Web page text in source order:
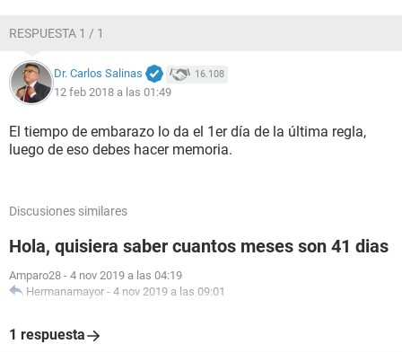
RESPUESTA 1 / 1
Dr. Carlos Salinas 16.108
12 feb 2018 a las 01:49
El tiempo de embarazo lo da el 1er día de la última regla,
luego de eso debes hacer memoria.
Discusiones similares
Hola, quisiera saber cuantos meses son 41 dias
Amparo28 - 4 nov 2019 a las 04:19
Hermanamayor - 4 nov 2019 a las 09:01
1 respuesta